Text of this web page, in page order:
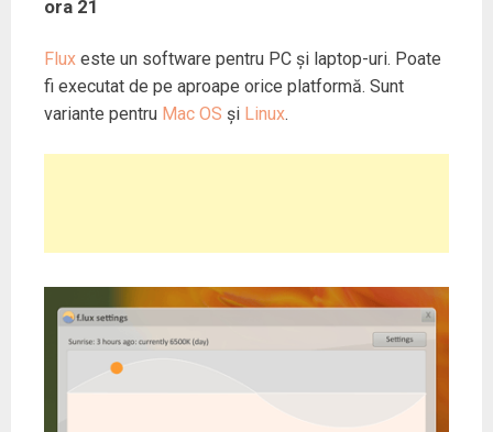
ora 21
Flux este un software pentru PC și laptop-uri. Poate
fi executat de pe aproape orice platformă. Sunt
variante pentru Mac OS și Linux.